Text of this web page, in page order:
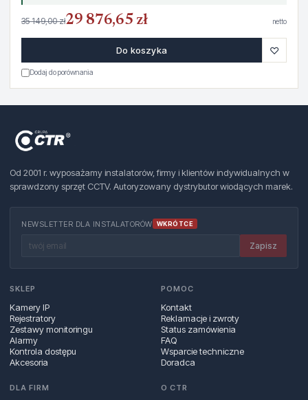
35 149,00 zł29 876,65 zł netto
Do koszyka ♡
Dodaj do porównania
Od 2001 r. wyposażamy instalatorów, firmy i klientów indywidualnych w
sprawdzony sprzęt CCTV. Autoryzowany dystrybutor wiodących marek.
NEWSLETTER DLA INSTALATORÓW WKRÓTCE
Zapisz
SKLEP
Kamery IP
Rejestratory
Zestawy monitoringu
Alarmy
Kontrola dostępu
Akcesoria
POMOC
Kontakt
Reklamacje i zwroty
Status zamówienia
FAQ
Wsparcie techniczne
Doradca
DLA FIRM O CTR